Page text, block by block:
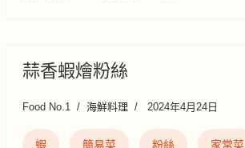
蒜香蝦燴粉絲
Food No.1 海鮮料理 2024年4月24日
蝦 簡易菜 粉絲 家常菜